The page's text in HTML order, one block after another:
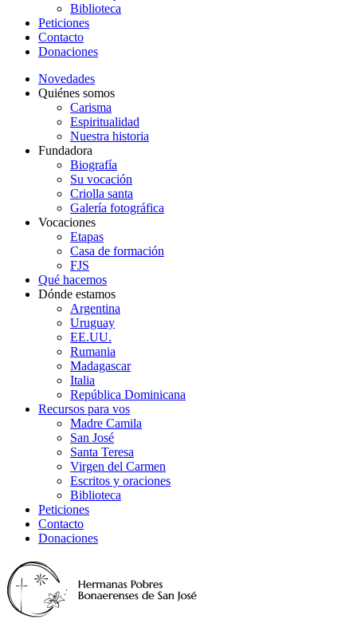
Biblioteca
Peticiones
Contacto
Donaciones
Novedades
Quiénes somos
Carisma
Espiritualidad
Nuestra historia
Fundadora
Biografía
Su vocación
Criolla santa
Galería fotográfica
Vocaciones
Etapas
Casa de formación
FJS
Qué hacemos
Dónde estamos
Argentina
Uruguay
EE.UU.
Rumania
Madagascar
Italia
República Dominicana
Recursos para vos
Madre Camila
San José
Santa Teresa
Virgen del Carmen
Escritos y oraciones
Biblioteca
Peticiones
Contacto
Donaciones